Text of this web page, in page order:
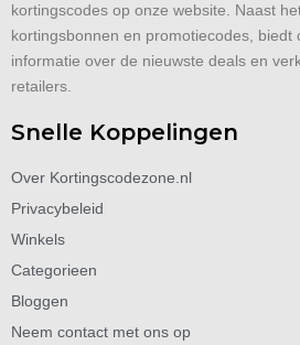
kortingscodes op onze website. Naast
kortingsbonnen en promotiecodes, biedt
informatie over de nieuwste deals en
retailers.
Snelle Koppelingen
Over Kortingscodezone.nl
Privacybeleid
Winkels
Categorieen
Bloggen
Neem contact met ons op